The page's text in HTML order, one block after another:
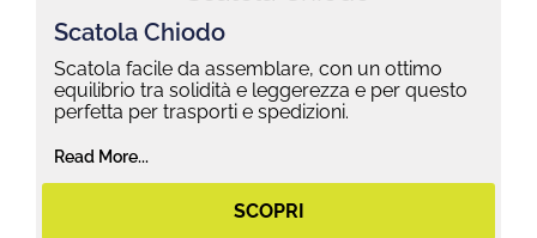
Scatola Chiodo
Scatola facile da assemblare, con un ottimo
equilibrio tra solidità e leggerezza e per questo
perfetta per trasporti e spedizioni.
Read More...
SCOPRI